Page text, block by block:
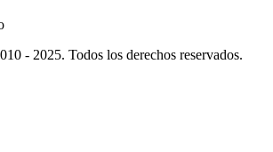
- 2025. Todos los derechos reservados.